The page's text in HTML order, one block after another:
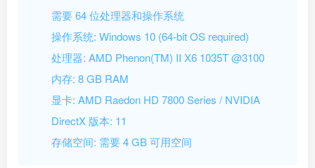
需要 64 位处理器和操作系统
操作系统: Windows 10 (64-bit OS required)
处理器: AMD Phenon(TM) II X6 1035T @3100
内存: 8 GB RAM
显卡: AMD Raedon HD 7800 Series / NVIDIA
DirectX 版本: 11
存储空间: 需要 4 GB 可用空间